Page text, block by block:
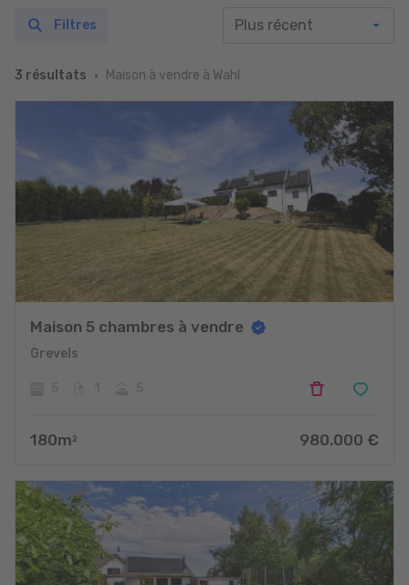
3 résultats Maison à vendre à Wahl
Filtres
Maison 5 chambres à vendre
Grevels
180m 2 980.000 €